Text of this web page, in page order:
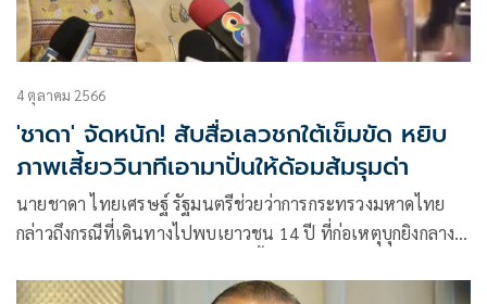
4 ตุลาคม 2566
'ชาดา' จัดหนัก! สับสื่อเลวชกใต้เข็มขัด หยิบ
ภาพเสี้ยววินาทีเอามาปั่นให้ด้อมส้มรุมด่า
นายชาดา ไทยเศรษฐ์ รัฐมนตรีช่วยว่าการกระทรวงมหาดไทย
กล่าวถึงกรณีที่เดินทางไปพบเยาวชน 14 ปี ที่ก่อเหตุบุกยิงกลาง
รายบาดเจ็บ 5 รายว่า ช่วงขณะเกิดเหตุตนอยู่ใกล้กับจุดเกิดเหตุ